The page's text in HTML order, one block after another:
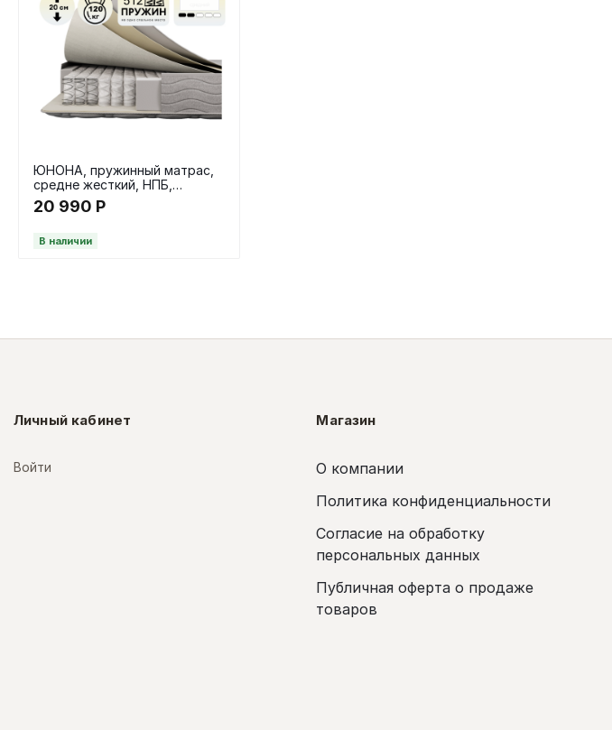
ЮНОНА, пружинный матрас,
средне жесткий, НПБ,
160х200 / 20 см
20 990 Р
В наличии
Личный кабинет
Войти
Магазин
О компании
Политика конфиденциальности
Согласие на обработку
персональных данных
Публичная оферта о продаже
товаров